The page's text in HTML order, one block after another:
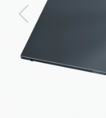
Previous